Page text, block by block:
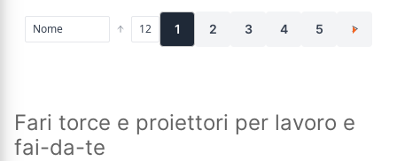
1 2 3 4 5 >
Fari torce e proiettori per lavoro e
fai-da-te